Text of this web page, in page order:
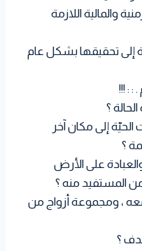
والمالية اللازمة
إلى تحقيقها بشكل عام
: : !!!
إلى مكان آخر
على الأرض
، ومجموعة أزواج من